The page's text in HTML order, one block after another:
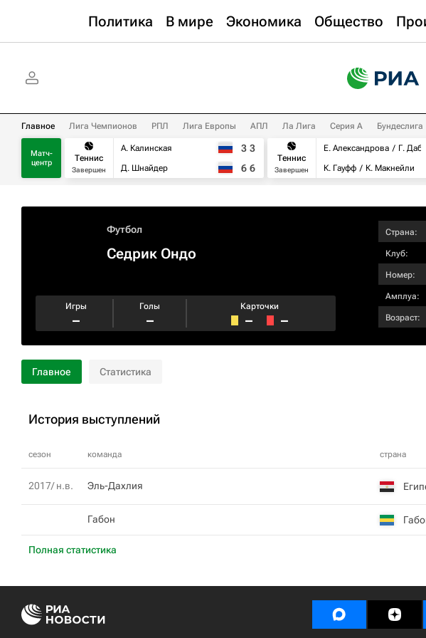
Политика В мире Экономика Общество
Главное Лига Чемпионов РПЛ Лига Европы АПЛ Ла Лига Серия А Бундеслига
Матч-
центр
Теннис
Завершен
А. Калинская
Д. Шнайдер
3 3
6 6
Теннис
Завершен
Е. Александрова
Г.
К. Гауфф
К. Макнейли
Футбол
Седрик Ондо
Игры
–
Голы
–
Карточки
– –
Страна:
Клуб:
Номер:
Амплуа:
Возраст:
Главное Статистика
История выступлений
сезон команда страна
Полная статистика
2017/ н.в. Эль-Дахлия
Габон